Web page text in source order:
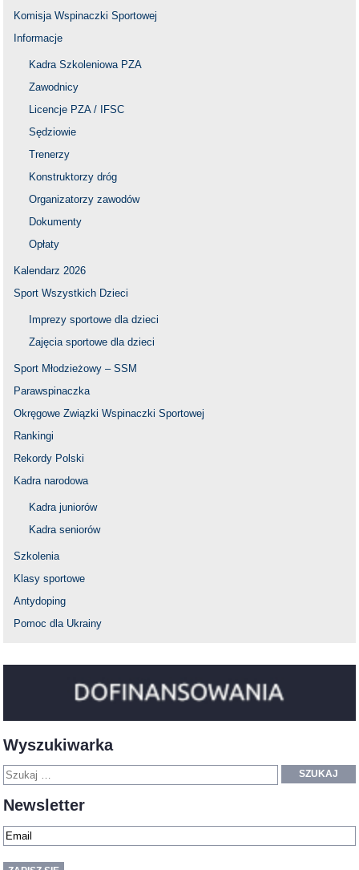
Komisja Wspinaczki Sportowej
Informacje
Kadra Szkoleniowa PZA
Zawodnicy
Licencje PZA / IFSC
Sędziowie
Trenerzy
Konstruktorzy dróg
Organizatorzy zawodów
Dokumenty
Opłaty
Kalendarz 2026
Sport Wszystkich Dzieci
Imprezy sportowe dla dzieci
Zajęcia sportowe dla dzieci
Sport Młodzieżowy – SSM
Parawspinaczka
Okręgowe Związki Wspinaczki Sportowej
Rankingi
Rekordy Polski
Kadra narodowa
Kadra juniorów
Kadra seniorów
Szkolenia
Klasy sportowe
Antydoping
Pomoc dla Ukrainy
Wyszukiwarka
SZUKAJ
Newsletter